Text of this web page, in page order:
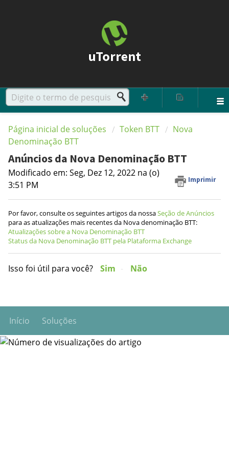
uTorrent
Página inicial de soluções Token BTT
Nova
Denominação BTT
Anúncios da Nova Denominação BTT
Imprimir
Modificado em: Seg, Dez 12, 2022 na (o)
3:51 PM
Por favor, consulte os seguintes artigos da nossaSeção de Anúncios
para as atualizações mais recentes da Nova denominação BTT:
Atualizações sobre a Nova Denominação BTT
Status da Nova Denominação BTT pela Plataforma Exchange
Isso foi útil para você? Sim Não
Início Soluções